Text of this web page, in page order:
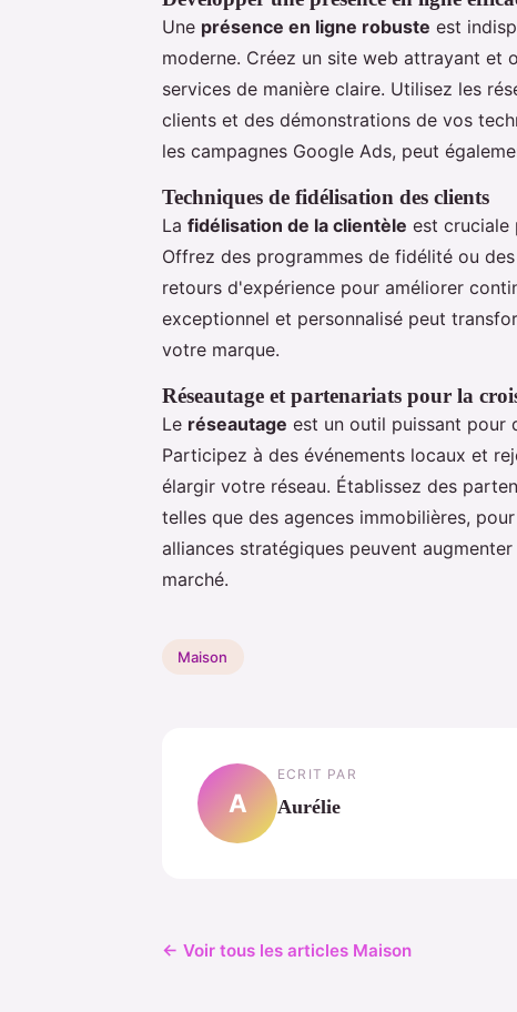
Une présence en ligne robuste est
moderne. Créez un site web attrayant et
services de manière claire. Utilisez les
clients et des démonstrations de vos
les campagnes Google Ads, peut
Techniques de fidélisation des clients
La fidélisation de la clientèle est cruciale
Offrez des programmes de fidélité ou
retours d'expérience pour améliorer
exceptionnel et personnalisé peut
votre marque.
Réseautage et partenariats pour la
Le réseautage est un outil puissant pour
Participez à des événements locaux et
élargir votre réseau. Établissez des
telles que des agences immobilières,
alliances stratégiques peuvent
marché.
Maison
A
ECRIT PAR
Aurélie
← Voir tous les articles Maison